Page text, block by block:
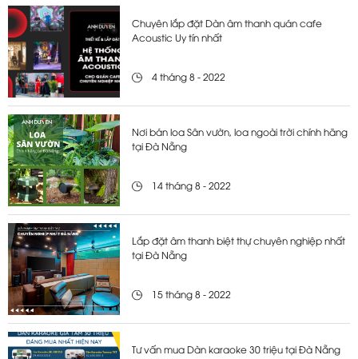
Chuyên lắp đặt Dàn âm thanh quán cafe
Acoustic Uy tín nhất
4 tháng 8 - 2022
Nơi bán loa Sân vườn, loa ngoài trời chính hãng
tại Đà Nẵng
14 tháng 8 - 2022
Lắp đặt âm thanh biệt thự chuyên nghiệp nhất
tại Đà Nẵng
15 tháng 8 - 2022
Tư vấn mua Dàn karaoke 30 triệu tại Đà Nẵng